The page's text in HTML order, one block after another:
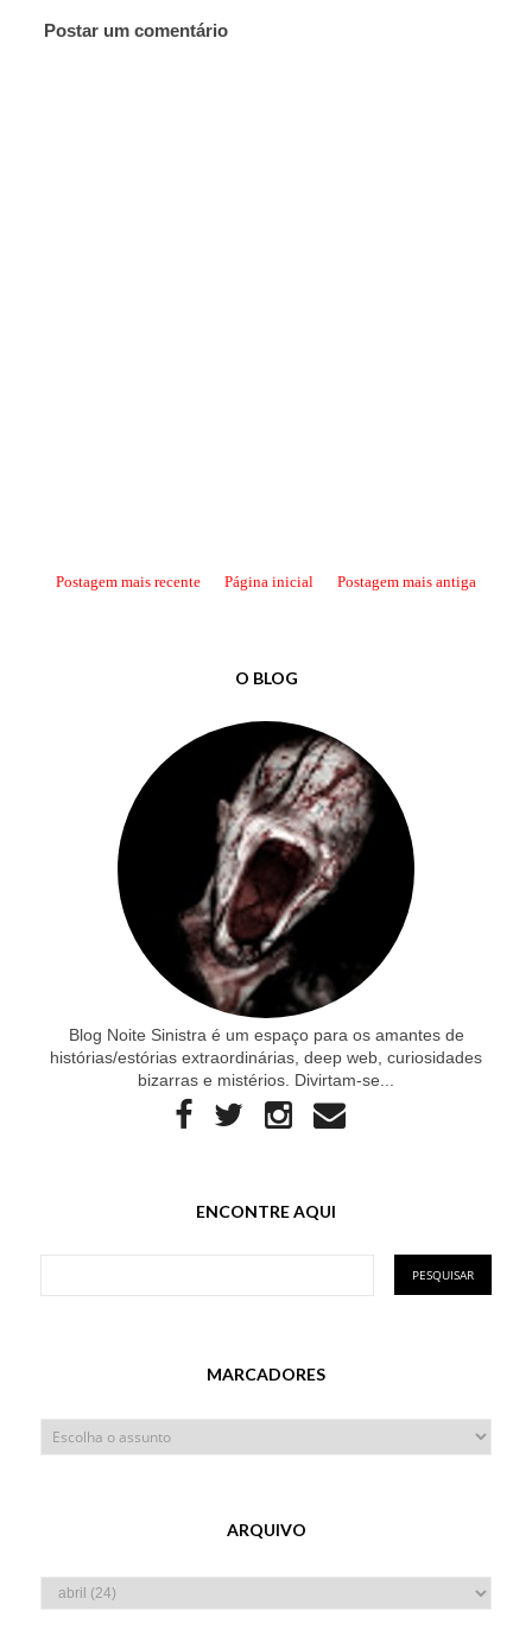
Postar um comentário
Postagem mais recente Postagem mais antiga
Página inicial
O BLOG
Blog Noite Sinistra é um espaço para os amantes de
histórias/estórias extraordinárias, deep web, curiosidades
bizarras e mistérios. Divirtam-se...
ENCONTRE AQUI
MARCADORES
ARQUIVO